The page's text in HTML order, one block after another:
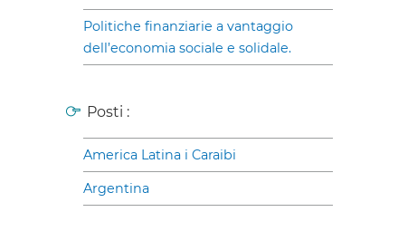
Politiche finanziarie a vantaggio
dell’economia sociale e solidale.
Posti :
America Latina i Caraibi
Argentina